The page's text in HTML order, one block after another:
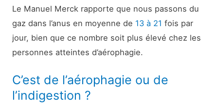
Le Manuel Merck rapporte que nous passons du
gaz dans l’anus en moyenne de 13 à 21 fois par
jour, bien que ce nombre soit plus élevé chez les
personnes atteintes d’aérophagie.
C’est de l’aérophagie ou de
l’indigestion ?